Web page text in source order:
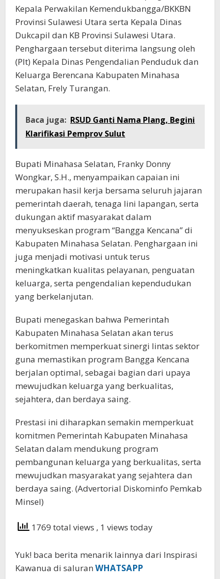
Kepala Perwakilan Kemendukbangga/BKKBN
Provinsi Sulawesi Utara serta Kepala Dinas
Dukcapil dan KB Provinsi Sulawesi Utara.
Penghargaan tersebut diterima langsung oleh
(Plt) Kepala Dinas Pengendalian Penduduk dan
Keluarga Berencana Kabupaten Minahasa
Selatan, Frely Turangan.
Baca juga: RSUD Ganti Nama Plang, Begini
Klarifikasi Pemprov Sulut
Bupati Minahasa Selatan, Franky Donny
Wongkar, S.H., menyampaikan capaian ini
merupakan hasil kerja bersama seluruh jajaran
pemerintah daerah, tenaga lini lapangan, serta
dukungan aktif masyarakat dalam
menyukseskan program “Bangga Kencana” di
Kabupaten Minahasa Selatan. Penghargaan ini
juga menjadi motivasi untuk terus
meningkatkan kualitas pelayanan, penguatan
keluarga, serta pengendalian kependudukan
yang berkelanjutan.
Bupati menegaskan bahwa Pemerintah
Kabupaten Minahasa Selatan akan terus
berkomitmen memperkuat sinergi lintas sektor
guna memastikan program Bangga Kencana
berjalan optimal, sebagai bagian dari upaya
mewujudkan keluarga yang berkualitas,
sejahtera, dan berdaya saing.
Prestasi ini diharapkan semakin memperkuat
komitmen Pemerintah Kabupaten Minahasa
Selatan dalam mendukung program
pembangunan keluarga yang berkualitas, serta
mewujudkan masyarakat yang sejahtera dan
berdaya saing. (Advertorial Diskominfo Pemkab
Minsel)
1769 total views , 1 views today
Yuk! baca berita menarik lainnya dari Inspirasi
Kawanua di saluran WHATSAPP